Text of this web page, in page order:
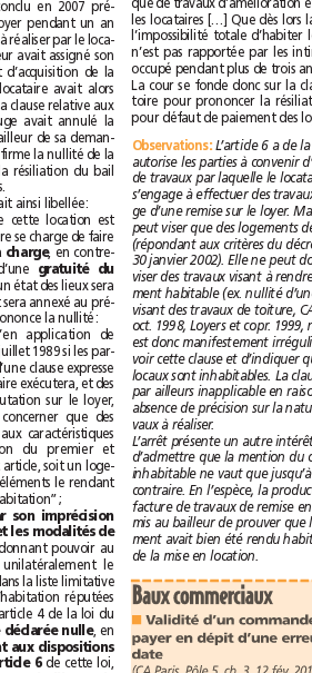
Un bail d’habitation conclu en 2007 pré-
voyait la gratuité du loyer pendant un an
en échange de travaux à réaliser par le loca-
taire. En 2011, le bailleur avait assigné son
contractant en constat d’acquisition de la
clause résolutoire. Le locataire avait alors
contesté la validité de la clause relative aux
travaux. Le premier juge avait annulé la
clause et débouté le bailleur de sa deman-
de. La cour d’appel confirme la nullité de la
pour impayés ultérieurs.
La clause du contrat était ainsi libellée:
objet de cette location est
. Le locataire se charge de faire
tous les travaux à sa charge
, en contre-
partie il bénéficiera d’une
gratuité du
pendant un an; un état des lieux sera
fait à cette échéance et sera annexé au pré-
sent bail”. L’arrêt en prononce la nullité:
“Considérant […] qu’en application de
l’article 6 de la loi du 6juillet 1989 si les par-
ties peuvent convenir d’une clause expresse
de travaux que le locataire exécutera, et des
modalités de leur imputation sur le loyer,
cette clause ne peut concerner que des
logements répondant aux caractéristiques
définies en application du premier et
deuxième alinéa de cet article, soit un loge-
ment décent doté des éléments le rendant
conforme à l’usage d’habitation”;
cette clause, par son imprécision
totale sur la nature et les modalités de
, donnant pouvoir au
bailleur d‘interpréter unilatéralement le
contrat, non énoncée dans la liste limitative
des clauses de baux d’habitation réputées
non écrites fixée par l’article 4 de la loi du
doit être déclarée nulle
, en
ce qu’elle contrevient aux dispositions
d’ordre public de l’article 6 de cette loi,
Observations:
vaux à réaliser.
de la mise en location.
Baux commerciaux
date